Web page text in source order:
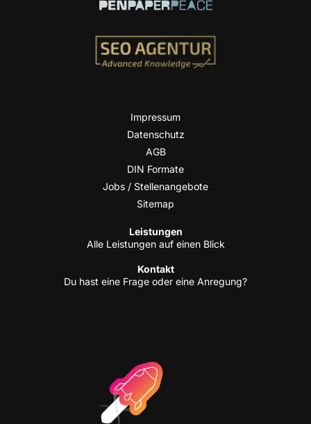
Impres­sum
Daten­schutz
AGB
DIN For­ma­te
Jobs / Stellenangebote
Site­map
Leis­tun­gen
Alle Leis­tun­gen auf einen Blick
Kon­takt
Du hast eine Fra­ge oder eine Anregung?